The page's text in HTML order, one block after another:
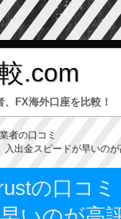
.com
FX海外口座を比較！
者の口コミ
出金スピードが早いの
の口コ